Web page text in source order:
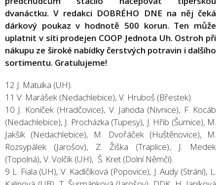
dvanáctku. V redakci DOBRÉHO DNE na něj čeká
dárkový poukaz v hodnotě 500 korun. Ten může
uplatnit v síti prodejen COOP Jednota Uh. Ostroh při
nákupu ze široké nabídky čerstvých potravin i dalšího
sortimentu. Gratulujeme!
12 J. Matulka (UH).
11 V. Marášek (Nedachlebice), V. Hruboš (Břestek).
10 J. Koníček (Hradčovice), V. Jahoda (Nivnice), F. Kocáb
(Nedachlebice), J. Procházka (Tupesy), J. Hřib (Šumice), M.
Jakšík (Nedachlebice), M. Dvořáček (Huštěnovice), M.
Rozsypálek (Jarošov), Z. Žiška (Traplice), J. Medek
(Topolná), V. Volčík (UH), Š. Kret (Dolní Němčí).
9 L. Fiala (UH), V. Kadlčíková (Popovice), J. Audy (Strání), L.